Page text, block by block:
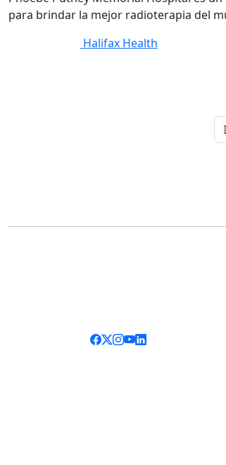
para brindar la mejor radioterapia del
Navegación
Halifax Health